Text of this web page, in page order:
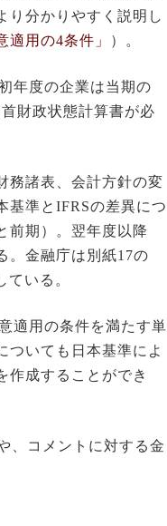
り分かりやすく説明し
用の4条件」 ）。
年度の企業は当期の
財政状態計算書が必
務諸表、会計方針の変
基準とIFRSの差異につ
前期）。翌年度以降
。金融庁は別紙17の
ている。
適用の条件を満たす単
ついても日本基準によ
作成することができ
、コメントに対する金